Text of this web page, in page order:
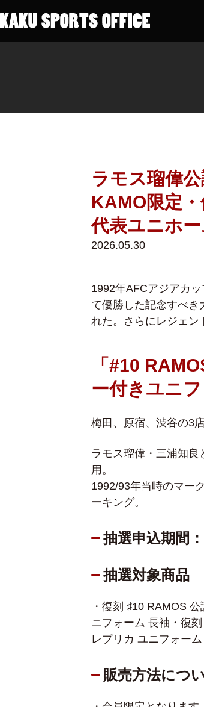
ラモス瑠偉
KAMO限定
代表ユニホー
2026.05.30
1992年AFCアジアカ
て優勝した記念すべき
れた。さらにレジェン
「#10
ー付きユニ
梅田、原宿、渋谷の3
ラモス瑠偉・三浦知
用。
1992/93年当時のマー
ーキング。
抽選申込期間
抽選対象商品
・復刻 ♯10 RAMOS
ニフォーム 長袖 ・復
レプリカ ユニフォー
販売方法につ